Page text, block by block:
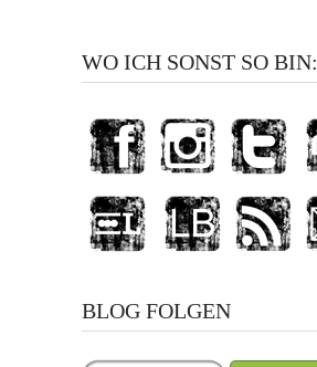
WO ICH SONST SO BIN:
BLOG FOLGEN